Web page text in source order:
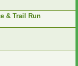
& Trail Run